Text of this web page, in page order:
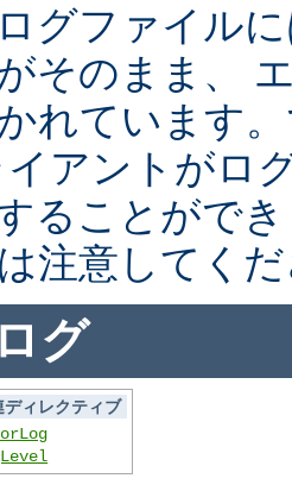
グファイル
そのまま、
れています
アントがロ
ることがで
注意してく
グ
ディレクティブ